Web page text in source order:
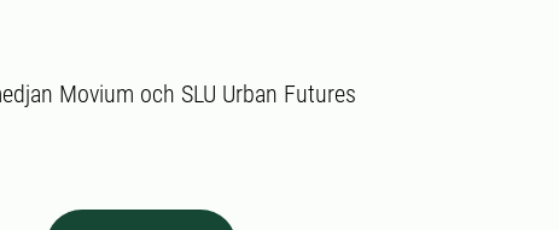
Movium och SLU Urban Futures